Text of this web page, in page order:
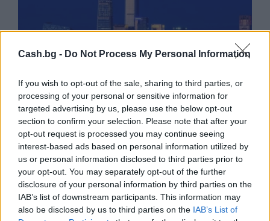
Cash.bg - Do Not Process My Personal Information
If you wish to opt-out of the sale, sharing to third parties, or
processing of your personal or sensitive information for
targeted advertising by us, please use the below opt-out
section to confirm your selection. Please note that after your
opt-out request is processed you may continue seeing
interest-based ads based on personal information utilized by
us or personal information disclosed to third parties prior to
your opt-out. You may separately opt-out of the further
disclosure of your personal information by third parties on the
IAB’s list of downstream participants. This information may
also be disclosed by us to third parties on the IAB’s List of
Пекин е обявен за Световна столица
на архитектурата за 2029 г.
06.08.2026 / 17:30